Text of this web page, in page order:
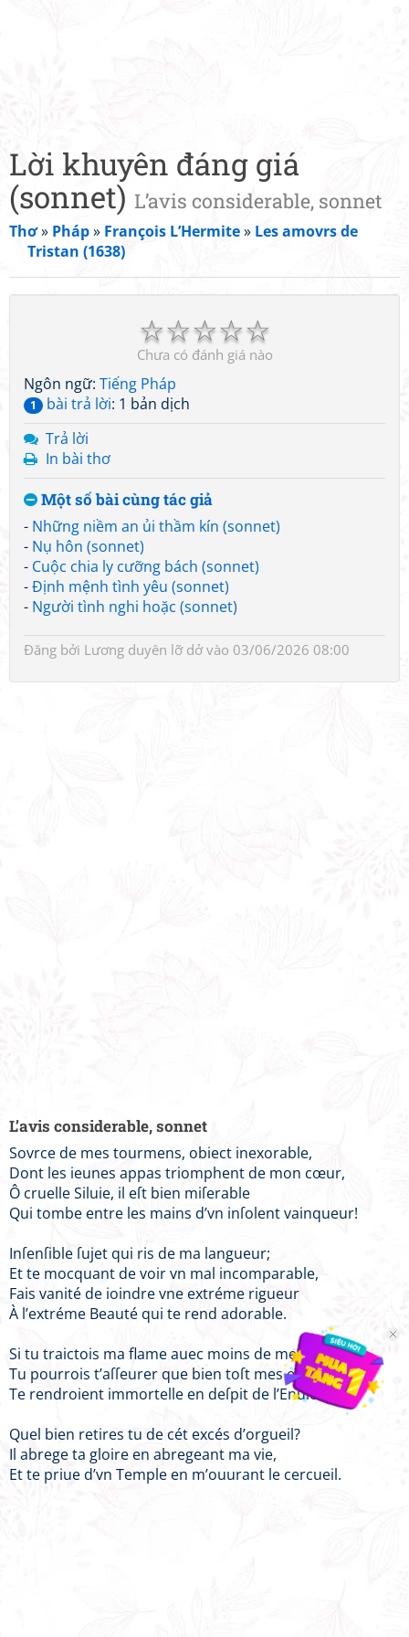
Lời khuyên đáng giá
(sonnet) L’avis considerable, sonnet
Thơ» Pháp» François L’Hermite» Les amovrs de
Tristan (1638)
☆
☆
☆
☆
☆
Chưa có đánh giá nào
Ngôn ngữ: Tiếng Pháp
1 bài trả lời: 1 bản dịch
Trả lời
In bài thơ
Một số bài cùng tác giả
- Những niềm an ủi thầm kín (sonnet)
- Nụ hôn (sonnet)
- Cuộc chia ly cưỡng bách (sonnet)
-Định mệnh tình yêu (sonnet)
- Người tình nghi hoặc (sonnet)
Đăng bởi Lương duyên lỡ dởvào 03/06/2026 08:00
L’avis considerable, sonnet
Sovrce de mes tourmens, obiect inexorable,
Dont les ieunes appas triomphent de mon cœur,
Ô cruelle Siluie, il eſt bien miſerable
Qui tombe entre les mains d’vn inſolent vainqueur!
Inſenſible ſujet qui ris de ma langueur;
Et te mocquant de voir vn mal incomparable,
Fais vanité de ioindre vne extréme rigueur
À l’extréme Beauté qui te rend adorable.
Si tu traictois ma flame auec moins de meſpris
Tu pourrois t’aſſeurer que bien toſt mes eſcrits
Te rendroient immortelle en deſpit de l’Enuie.
Quel bien retires tu de cét excés d’orgueil?
Il abrege ta gloire en abregeant ma vie,
Et te priue d’vn Temple en m’ouurant le cercueil.